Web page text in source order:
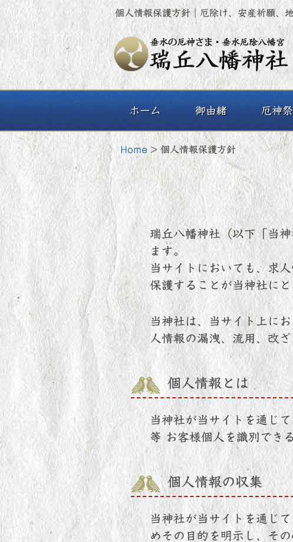
個人情報保護方針｜厄除け、安産祈願、
ホーム 御由緒 厄神祭
Home >個人情報保護方針
瑞丘八幡神社（以下「当
ます。
当サイトにおいても、求
保護することが当神社に
当神社は、当サイト上に
人情報の漏洩、流用、改
個人情報とは
当神社が当サイトを通じ
等 お客様個人を識別でき
個人情報の収集
当神社が当サイトを通じ
めその目的を明示し、そ